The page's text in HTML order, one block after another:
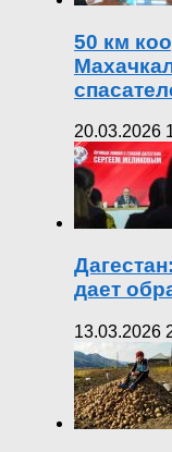
50 км
20.03.2026
дает
13.03.2026